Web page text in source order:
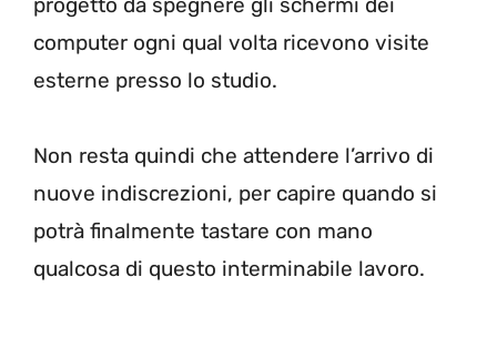
computer ogni qual volta ricevono visite
esterne presso lo studio.
Non resta quindi che attendere l’arrivo di
nuove indiscrezioni, per capire quando si
potrà finalmente tastare con mano
qualcosa di questo interminabile lavoro.